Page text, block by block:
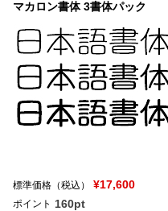
マカロン書体 3書体パック
標準価格（税込） ¥17,600
ポイント 160pt